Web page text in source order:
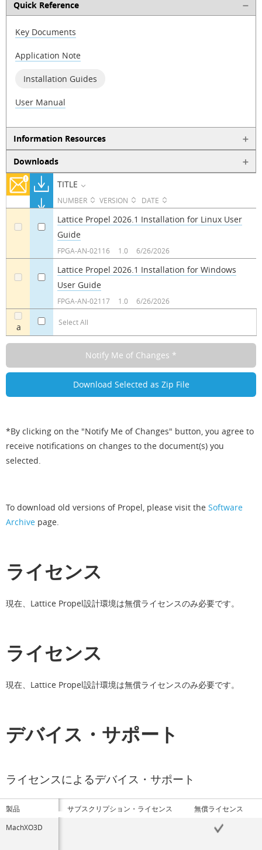
Quick Reference
Key Documents
Application Note
Installation Guides
User Manual
Information Resources
Downloads
TITLE
NUMBER VERSION DATE
a Select All
Lattice Propel 2026.1 Installation for Linux User
Guide
FPGA-AN-02116 1.0 6/26/2026
Lattice Propel 2026.1 Installation for Windows
User Guide
FPGA-AN-02117 1.0 6/26/2026
*By clicking on the "Notify Me of Changes" button, you agree to
receive notifications on changes to the document(s) you
selected.
To download old versions of Propel, please visit the Software
Archive page.
ライセンス
現在、Lattice Propel設計環境は無償ライセンスのみ必要です。
ライセンス
現在、Lattice Propel設計環境は無償ライセンスのみ必要です。
デバイス・サポート
ライセンスによるデバイス・サポート
製品 サブスクリプション・ライセンス
無償ライセンス
MachXO3D